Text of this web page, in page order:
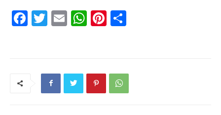
F
a
T
w
E
m
W
h
A
p
Pi
nt
st